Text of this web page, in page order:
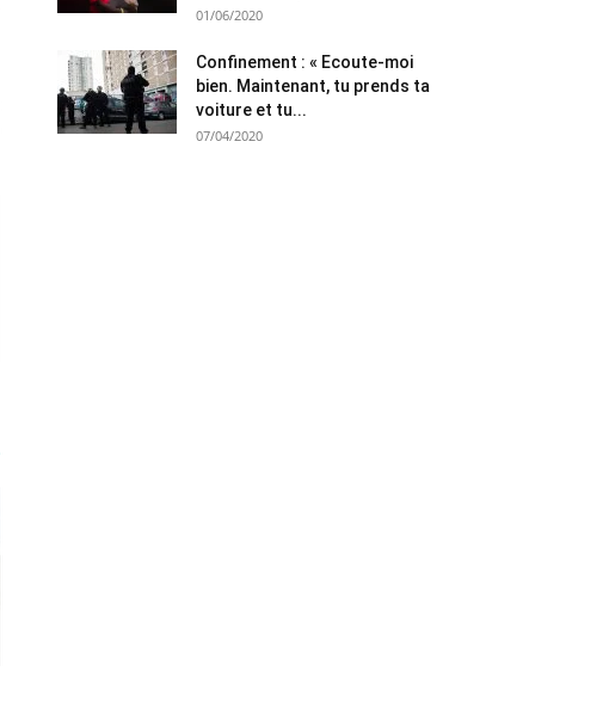
01/06/2020
Confinement : « Ecoute-moi
bien. Maintenant, tu prends ta
voiture et tu...
07/04/2020